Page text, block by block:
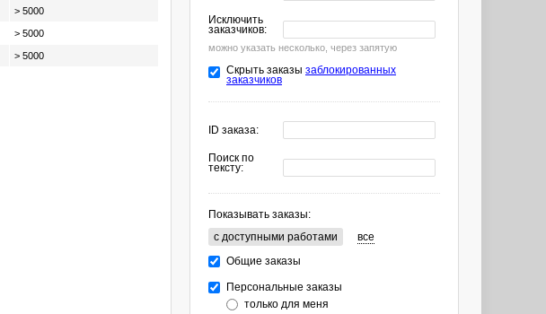
Исключить
заказчиков:
можно указать несколько, через запятую
Скрыть заказы заблокированных
заказчиков
ID заказа:
Поиск по
тексту:
Показывать заказы:
c доступными работами
все
Общие заказы
Персональные заказы
только для меня
> 5000
> 5000
> 5000